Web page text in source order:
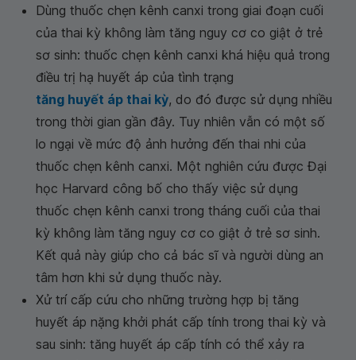
Dùng thuốc chẹn kênh canxi trong giai đoạn cuối
của thai kỳ không làm tăng nguy cơ co giật ở trẻ
sơ sinh: thuốc chẹn kênh canxi khá hiệu quả trong
điều trị hạ huyết áp của tình trạng
tăng huyết áp thai kỳ, do đó được sử dụng nhiều
trong thời gian gần đây. Tuy nhiên vẫn có một số
lo ngại về mức độ ảnh hưởng đến thai nhi của
thuốc chẹn kênh canxi. Một nghiên cứu được Đại
học Harvard công bố cho thấy việc sử dụng
thuốc chẹn kênh canxi trong tháng cuối của thai
kỳ không làm tăng nguy cơ co giật ở trẻ sơ sinh.
Kết quả này giúp cho cả bác sĩ và người dùng an
tâm hơn khi sử dụng thuốc này.
Xử trí cấp cứu cho những trường hợp bị tăng
huyết áp nặng khởi phát cấp tính trong thai kỳ và
sau sinh: tăng huyết áp cấp tính có thể xảy ra